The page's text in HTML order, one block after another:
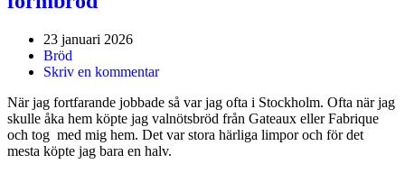
23 januari 2026
Bröd
Skriv en kommentar
När jag fortfarande jobbade så var jag ofta i Stockholm. Ofta när jag
skulle åka hem köpte jag valnötsbröd från Gateaux eller Fabrique
och tog med mig hem. Det var stora härliga limpor och för det
mesta köpte jag bara en halv.